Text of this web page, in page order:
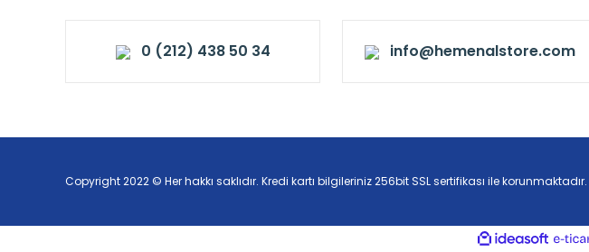
0 (212) 438 50 34 info@hemenalstore.com
Copyright 2022 © Her hakkı saklıdır. Kredi kartı bilgileriniz 256bit SSL sertifikası ile korunmaktadır.
ideasoft